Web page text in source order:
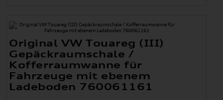
Original VW Touareg (III)
Gepäckraumschale /
Kofferraumwanne für
Fahrzeuge mit ebenem
Ladeboden 760061161